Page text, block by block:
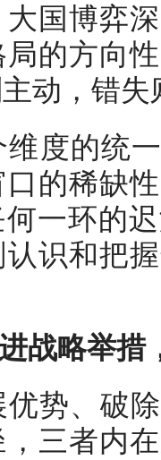
国博弈
局的方向
动，错
维度的统
的稀缺
一环的迟
识和把
战略举措
优势、破
三者内